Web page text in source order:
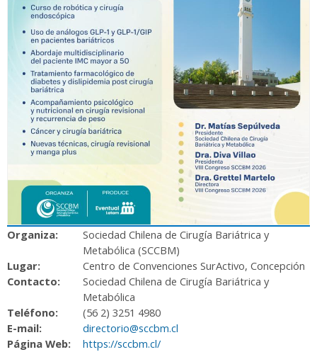
Organiza:
Sociedad Chilena de Cirugía Bariátrica y
Metabólica (SCCBM)
Lugar:
Centro de Convenciones SurActivo, Concepción
Contacto:
Sociedad Chilena de Cirugía Bariátrica y
Metabólica
Teléfono:
(56 2) 3251 4980
E-mail:
directorio@sccbm.cl
Página Web:
https://sccbm.cl/